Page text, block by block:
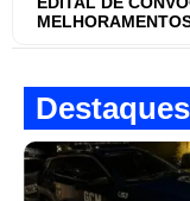
Destaques